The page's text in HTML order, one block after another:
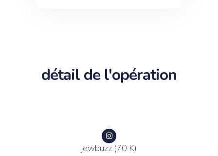
détail de l'opération
jewbuzz (70 K)